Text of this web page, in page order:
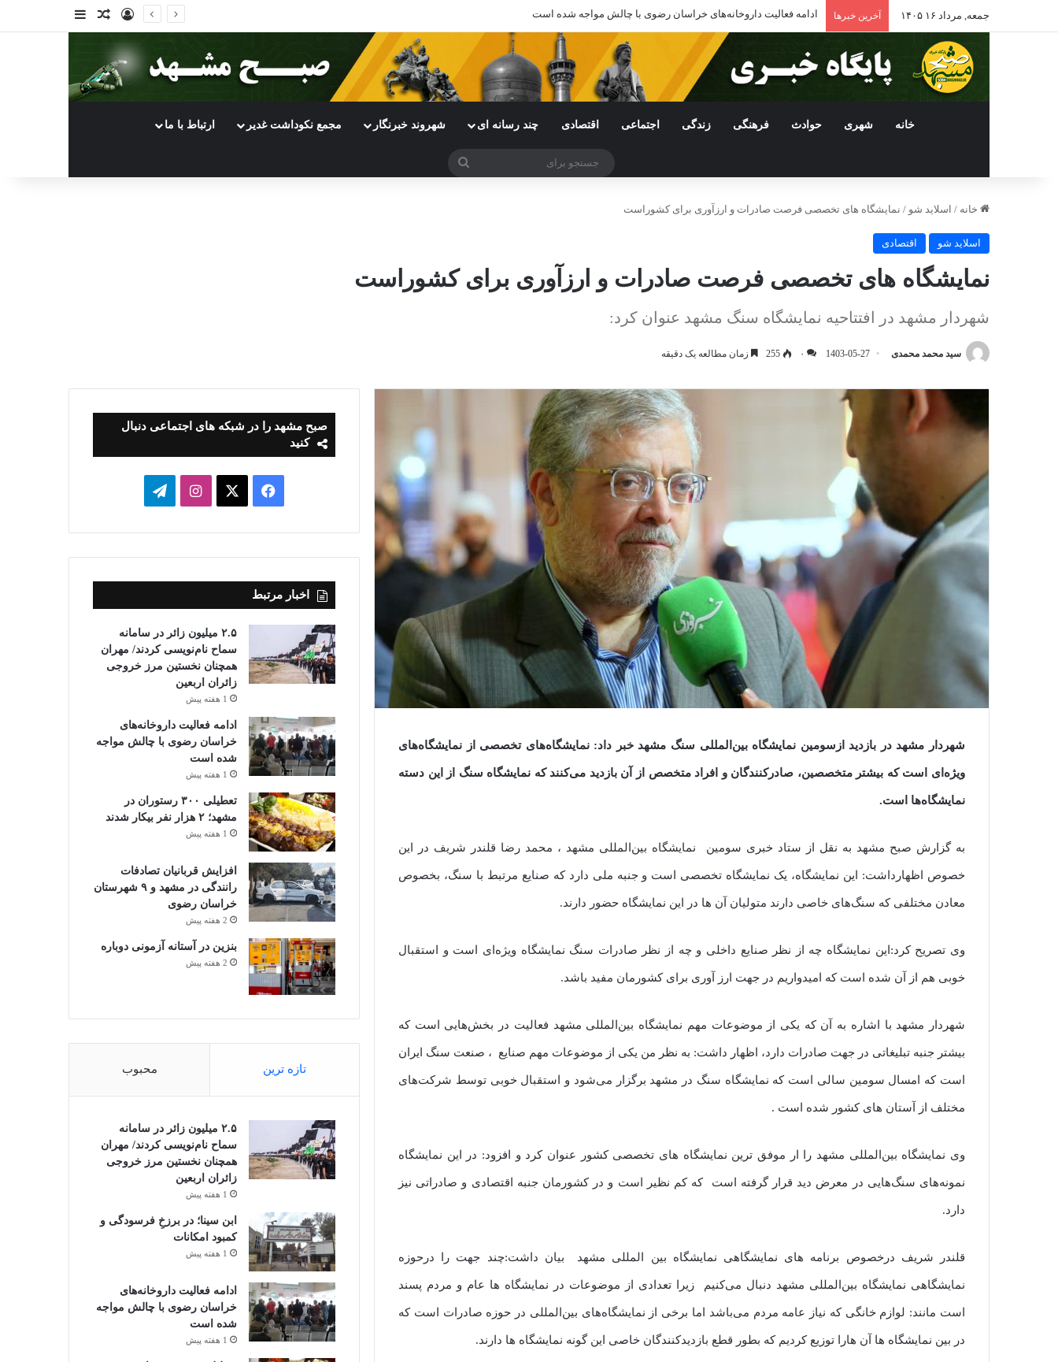
جمعه, مرداد ۱۶ ۱۴۰۵ آخرین خبرها تعطیلی ۳۰۰ رستوران در مشهد؛ ۲ هزار نفر بیکار شدند ورودنوشته تصادفی
سایدبار
خانه شهری حوادث فرهنگی زندگی اجتماعی اقتصادی چند رسانه ای شهروند خبرنگار مجمع نکوداشت غدیر ارتباط با ما
جستجو
خانه / اسلاید شو / نمایشگاه های تخصصی فرصت صادرات و ارزآوری برای کشوراست
اسلاید شو اقتصادی
نمایشگاه های تخصصی فرصت صادرات و ارزآوری برای کشوراست
شهردار مشهد در افتتاحیه نمایشگاه سنگ مشهد عنوان کرد:
سید محمد محمدی 1403-05-27 ۰ 255 زمان مطالعه یک دقیقه
شهردار مشهد در بازدید ازسومین نمایشگاه بین‌المللی سنگ مشهد خبر داد: نمایشگاه‌های تخصصی از نمایشگاه‌های
ویژه‌ای است که بیشتر متخصصین، صادرکنندگان و افراد متخصص از آن بازدید می‌کنند که نمایشگاه سنگ از این دسته
نمایشگاه‌ها است.
به گزارش صبح مشهد به نقل از ستاد خبری سومین نمایشگاه بین‌المللی مشهد ، محمد رضا قلندر شریف در این
خصوص اظهارداشت: این نمایشگاه، یک نمایشگاه تخصصی است و جنبه ملی دارد که صنایع مرتبط با سنگ، بخصوص
معادن مختلفی که سنگ‌های خاصی دارند متولیان آن ها در این نمایشگاه حضور دارند.
وی تصریح کرد:این نمایشگاه چه از نظر صنایع داخلی و چه از نظر صادرات سنگ نمایشگاه ویژه‌ای است و استقبال
خوبی هم از آن شده است که امیدواریم در جهت ارز آوری برای کشورمان مفید باشد.
شهردار مشهد با اشاره به آن که یکی از موضوعات مهم نمایشگاه بین‌المللی مشهد فعالیت در بخش‌هایی است که
بیشتر جنبه تبلیغاتی در جهت صادرات دارد، اظهار داشت: به نظر من یکی از موضوعات مهم صنایع ، صنعت سنگ ایران
است که امسال سومین سالی است که نمایشگاه سنگ در مشهد برگزار می‌شود و استقبال خوبی توسط شرکت‌های
مختلف از آستان های کشور شده است .
وی نمایشگاه بین‌المللی مشهد را ار موفق ترین نمایشگاه های تخصصی کشور عنوان کرد و افزود: در این نمایشگاه
نمونه‌های سنگ‌هایی در معرض دید قرار گرفته است که کم نظیر است و در کشورمان جنبه اقتصادی و صادراتی نیز
دارد.
قلندر شریف درخصوص برنامه های نمایشگاهی نمایشگاه بین المللی مشهد بیان داشت:چند جهت را درحوزه
نمایشگاهی نمایشگاه بین‌المللی مشهد دنبال می‌کنیم زیرا تعدادی از موضوعات در نمایشگاه ها عام و مردم پسند
است مانند: لوازم خانگی که نیاز عامه مردم می‌باشد اما برخی از نمایشگاه‌های بین‌المللی در حوزه صادرات است که
در بین نمایشگاه ها آن هارا توزیع کردیم که بطور قطع بازدیدکنندگان خاصی این گونه نمایشگاه ها دارند.
صبح مشهد را در شبکه های اجتماعی دنبال
کنید
فیسبوک ایکساینستاگرامتلگرام
اخبار مرتبط
۲.۵ میلیون زائر در سامانه
سماح نام‌نویسی کردند/ مهران
همچنان نخستین مرز خروجی
زائران اربعین
1 هفته پیش
ادامه فعالیت داروخانه‌های
خراسان رضوی با چالش مواجه
شده است
1 هفته پیش
تعطیلی ۳۰۰ رستوران در
مشهد؛ ۲ هزار نفر بیکار شدند
1 هفته پیش
افزایش قربانیان تصادفات
رانندگی در مشهد و ۹ شهرستان
خراسان رضوی
2 هفته پیش
بنزین در آستانه آزمونی دوباره
2 هفته پیش
تازه ترین محبوب
۲.۵ میلیون زائر در سامانه
سماح نام‌نویسی کردند/ مهران
همچنان نخستین مرز خروجی
زائران اربعین
1 هفته پیش
ابن سینا؛ در برزخِ فرسودگی و
کمبود امکانات
1 هفته پیش
ادامه فعالیت داروخانه‌های
خراسان رضوی با چالش مواجه
شده است
1 هفته پیش